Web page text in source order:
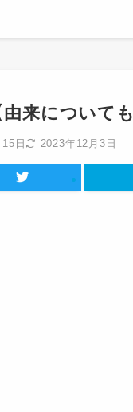
来について
日 2023年12月3日